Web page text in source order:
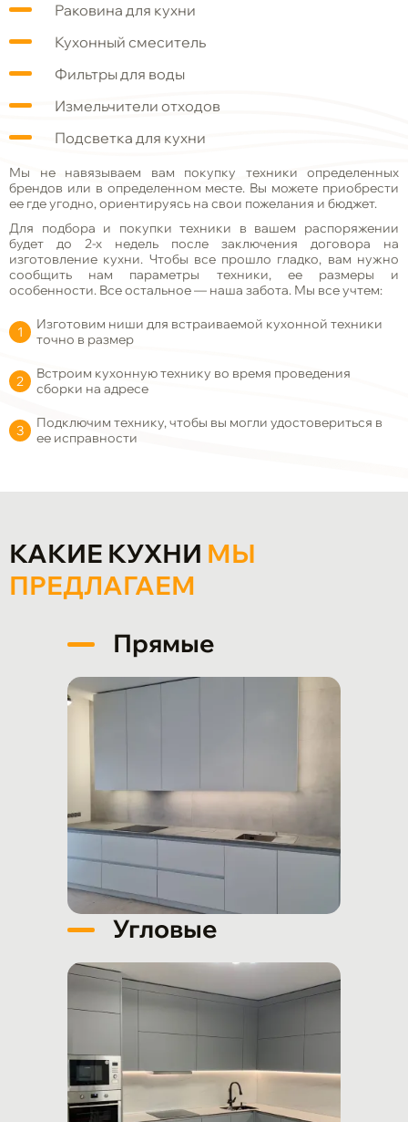
Раковина для кухни
Кухонный смеситель
Фильтры для воды
Измельчители отходов
Подсветка для кухни
Мы не навязываем вам покупку техники определенных
брендов или в определенном месте. Вы можете приобрести
ее где угодно, ориентируясь на свои пожелания и бюджет.
Для подбора и покупки техники в вашем распоряжении
будет до 2-х недель после заключения договора на
изготовление кухни. Чтобы все прошло гладко, вам нужно
сообщить нам параметры техники, ее размеры и
особенности. Все остальное — наша забота. Мы все учтем:
Изготовим ниши для встраиваемой кухонной техники
точно в размер
Встроим кухонную технику во время проведения
сборки на адресе
Подключим технику, чтобы вы могли удостовериться в
ее исправности
КАКИЕ КУХНИ МЫ
ПРЕДЛАГАЕМ
Прямые
Угловые